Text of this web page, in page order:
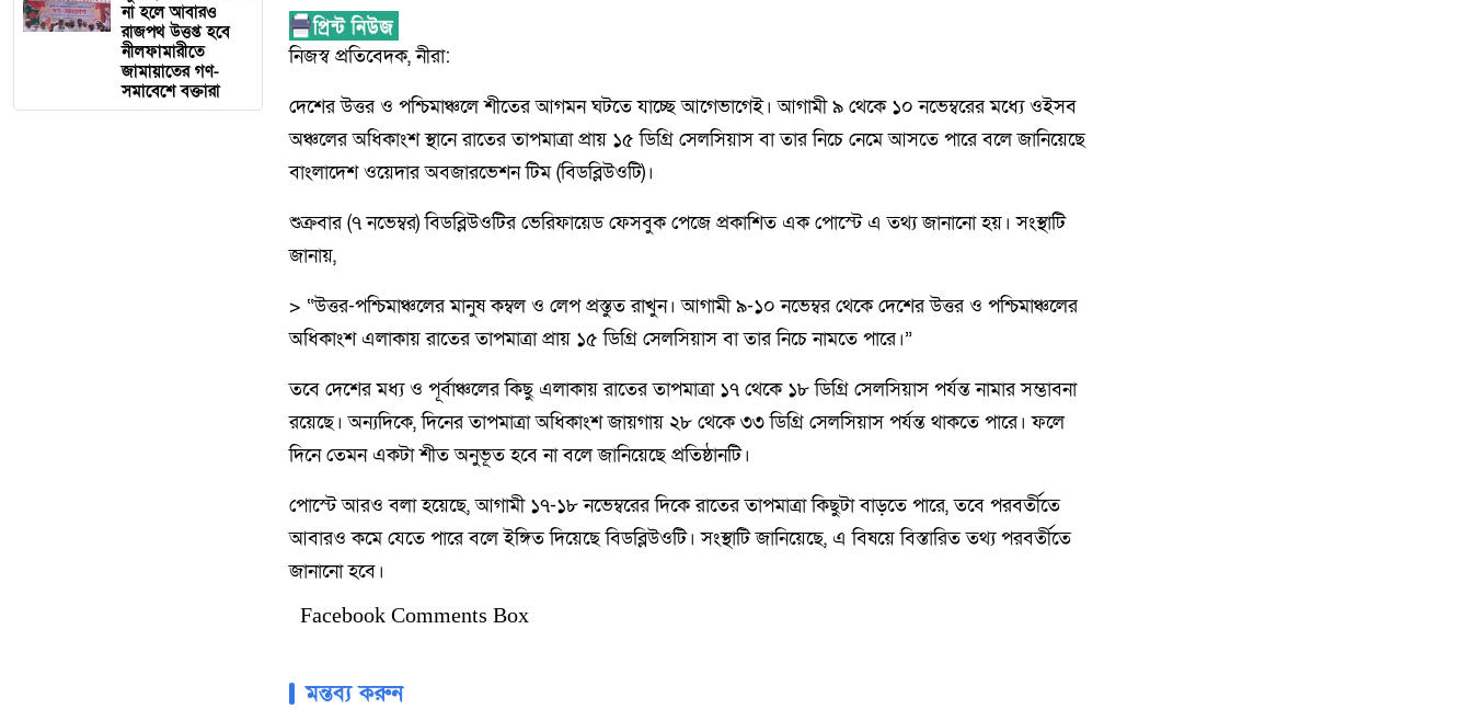
না হলে আবারও
রাজপথ উত্তপ্ত হবে
নীলফামারীতে
জামায়াতের গণ-
সমাবেশে বক্তারা
নিজস্ব প্রতিবেদক, নীরা:
দেশের উত্তর ও পশ্চিমাঞ্চলে শীতের আগমন ঘটতে যাচ্ছে আগেভাগেই। আগামী ৯ থেকে ১০ নভেম্বরের মধ্যে ওইসব
অঞ্চলের অধিকাংশ স্থানে রাতের তাপমাত্রা প্রায় ১৫ ডিগ্রি সেলসিয়াস বা তার নিচে নেমে আসতে পারে বলে জানিয়েছে
বাংলাদেশ ওয়েদার অবজারভেশন টিম (বিডব্লিউওটি)।
শুক্রবার (৭ নভেম্বর) বিডব্লিউওটির ভেরিফায়েড ফেসবুক পেজে প্রকাশিত এক পোস্টে এ তথ্য জানানো হয়। সংস্থাটি
জানায়,
> “উত্তর-পশ্চিমাঞ্চলের মানুষ কম্বল ও লেপ প্রস্তুত রাখুন। আগামী ৯-১০ নভেম্বর থেকে দেশের উত্তর ও পশ্চিমাঞ্চলের
অধিকাংশ এলাকায় রাতের তাপমাত্রা প্রায় ১৫ ডিগ্রি সেলসিয়াস বা তার নিচে নামতে পারে।”
তবে দেশের মধ্য ও পূর্বাঞ্চলের কিছু এলাকায় রাতের তাপমাত্রা ১৭ থেকে ১৮ ডিগ্রি সেলসিয়াস পর্যন্ত নামার সম্ভাবনা
রয়েছে। অন্যদিকে, দিনের তাপমাত্রা অধিকাংশ জায়গায় ২৮ থেকে ৩৩ ডিগ্রি সেলসিয়াস পর্যন্ত থাকতে পারে। ফলে
দিনে তেমন একটা শীত অনুভূত হবে না বলে জানিয়েছে প্রতিষ্ঠানটি।
পোস্টে আরও বলা হয়েছে, আগামী ১৭-১৮ নভেম্বরের দিকে রাতের তাপমাত্রা কিছুটা বাড়তে পারে, তবে পরবর্তীতে
আবারও কমে যেতে পারে বলে ইঙ্গিত দিয়েছে বিডব্লিউওটি। সংস্থাটি জানিয়েছে, এ বিষয়ে বিস্তারিত তথ্য পরবর্তীতে
জানানো হবে।
Facebook Comments Box
মন্তব্য করুন